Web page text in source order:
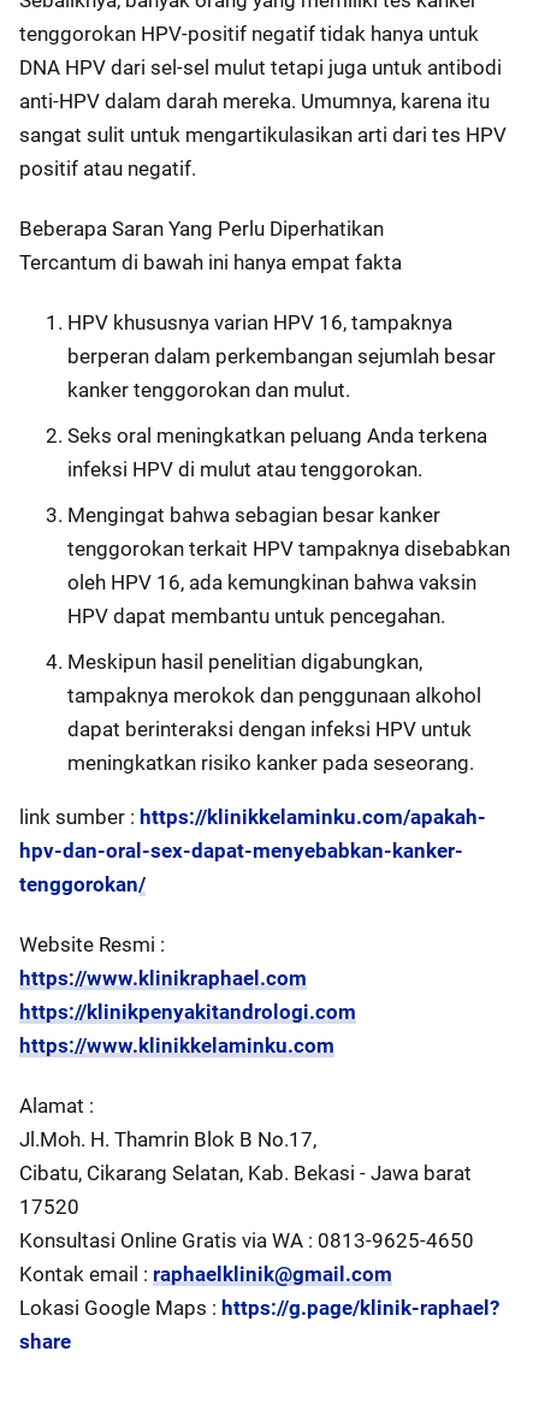
tenggorokan HPV-positif negatif tidak hanya untuk
DNA HPV dari sel-sel mulut tetapi juga untuk antibodi
anti-HPV dalam darah mereka. Umumnya, karena itu
sangat sulit untuk mengartikulasikan arti dari tes HPV
positif atau negatif.
Beberapa Saran Yang Perlu Diperhatikan
Tercantum di bawah ini hanya empat fakta
HPV khususnya varian HPV 16, tampaknya
berperan dalam perkembangan sejumlah besar
kanker tenggorokan dan mulut.
Seks oral meningkatkan peluang Anda terkena
infeksi HPV di mulut atau tenggorokan.
Mengingat bahwa sebagian besar kanker
tenggorokan terkait HPV tampaknya disebabkan
oleh HPV 16, ada kemungkinan bahwa vaksin
HPV dapat membantu untuk pencegahan.
Meskipun hasil penelitian digabungkan,
tampaknya merokok dan penggunaan alkohol
dapat berinteraksi dengan infeksi HPV untuk
meningkatkan risiko kanker pada seseorang.
link sumber : https://klinikkelaminku.com/apakah-
hpv-dan-oral-sex-dapat-menyebabkan-kanker-
tenggorokan/
Website Resmi :
https://www.klinikraphael.com
https://klinikpenyakitandrologi.com
https://www.klinikkelaminku.com
Alamat :
Jl.Moh. H. Thamrin Blok B No.17,
Cibatu, Cikarang Selatan, Kab. Bekasi - Jawa barat
17520
Konsultasi Online Gratis via WA : 0813-9625-4650
Kontak email : raphaelklinik@gmail.com
Lokasi Google Maps : https://g.page/klinik-raphael?
share